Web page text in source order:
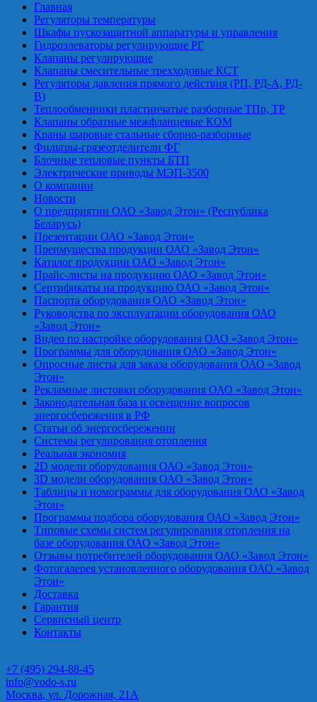
Главная
Регуляторы температуры
Шкафы пускозащитной аппаратуры и управления
Гидроэлеваторы регулирующие РГ
Клапаны регулирующие
Клапаны смесительные трехходовые КСТ
Регуляторы давления прямого действия (РП, РД-А, РД-
В)
Теплообменники пластинчатые разборные ТПр, ТР
Клапаны обратные межфланцевые КОМ
Краны шаровые стальные сборно-разборные
Фильтры-грязеотделители ФГ
Блочные тепловые пункты БТП
Электрические приводы МЭП-3500
О компании
Новости
О предприятии ОАО «Завод Этон» (Республика
Беларусь)
Презентации ОАО «Завод Этон»
Преимущества продукции ОАО «Завод Этон»
Каталог продукции ОАО «Завод Этон»
Прайс-листы на продукцию ОАО «Завод Этон»
Сертификаты на продукцию ОАО «Завод Этон»
Паспорта оборудования ОАО «Завод Этон»
Руководства по эксплуатации оборудования ОАО
«Завод Этон»
Видео по настройке оборудования ОАО «Завод Этон»
Программы для оборудования ОАО «Завод Этон»
Опросные листы для заказа оборудования ОАО «Завод
Этон»
Рекламные листовки оборудования ОАО «Завод Этон»
Законодательная база и освещение вопросов
энергосбережения в РФ
Статьи об энергосбережении
Системы регулирования отопления
Реальная экономия
2D модели оборудования ОАО «Завод Этон»
3D модели оборудования ОАО «Завод Этон»
Таблицы и номограммы для оборудования ОАО «Завод
Этон»
Программы подбора оборудования ОАО «Завод Этон»
Типовые схемы систем регулирования отопления на
базе оборудования ОАО «Завод Этон»
Отзывы потребителей оборудования ОАО «Завод Этон»
Фотогалерея установленного оборудования ОАО «Завод
Этон»
Доставка
Гарантия
Сервисный центр
Контакты
+7 (495) 294-88-45
info@vodo-s.ru
Москва, ул. Дорожная, 21А